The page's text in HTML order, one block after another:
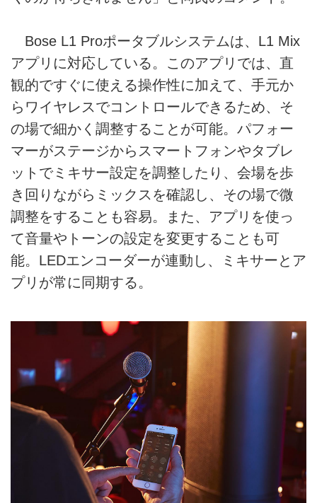
Bose L1 Proポータブルシステムは、L1 Mix
アプリに対応している。このアプリでは、直
観的ですぐに使える操作性に加えて、手元か
らワイヤレスでコントロールできるため、そ
の場で細かく調整することが可能。パフォー
マーがステージからスマートフォンやタブレ
ットでミキサー設定を調整したり、会場を歩
き回りながらミックスを確認し、その場で微
調整をすることも容易。また、アプリを使っ
て音量やトーンの設定を変更することも可
能。LEDエンコーダーが連動し、ミキサーとア
プリが常に同期する。